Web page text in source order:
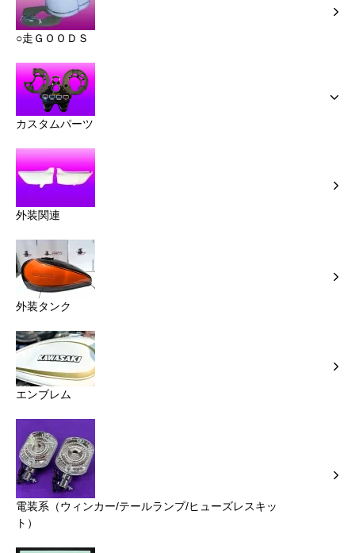
○走ＧＯＯＤＳ
カスタムパーツ
外装関連
外装タンク
エンブレム
電装系（ウィンカー/テールランプ/ヒューズレスキッ
ト）